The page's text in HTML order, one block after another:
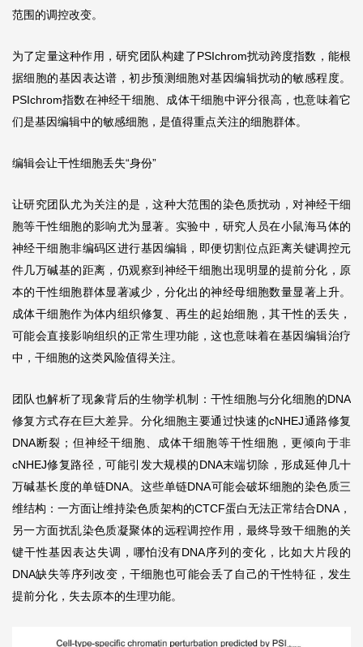
范围的调控改变。
为了定量这种作用，研究团队构建了PSIchrom扰动跨度指数，能根
据细胞的基因表达谱，初步预测细胞对基因编辑扰动的敏感程度。
PSIchrom指数在神经干细胞、成体干细胞中评分很高，也意味着它
们是基因编辑中的敏感细胞，是值得重点关注的细胞群体。
编辑会让干性细胞丢失“身份”
让研究团队尤为关注的是，这种大范围的染色质扰动，对神经干细
胞等干性细胞的影响尤为显著。实验中，研究人员在小鼠海马体的
神经干细胞非编码区进行基因编辑，即便切割位点距离关键调控元
件几万碱基的距离，仍观察到神经干细胞出现明显的提前分化，原
本的干性细胞群体显著减少，分化出的神经母细胞数量显著上升。
成体干细胞作为体内组织修复、再生的起始细胞，其干性的丢失，
可能会直接影响组织的正常生理功能，这也意味着在基因编辑治疗
中，干细胞的这类风险值得关注。
团队也解析了现象背后的生物学机制：干性细胞与分化细胞的DNA
修复方式存在巨大差异。分化细胞主要通过快速的cNHEJ通路修复
DNA断裂；但神经干细胞、成体干细胞等干性细胞，更倾向于非
cNHEJ修复路径，可能引发大规模的DNA末端切除，形成延伸几十
万碱基长度的单链DNA。这些单链DNA可能会破坏细胞的染色质三
维结构：一方面让维持染色质架构的CTCF蛋白无法正常结合DNA，
另一方面扰乱染色质凝聚体的远程调控作用，最终导致干细胞的关
键干性基因表达失调，哪怕没有DNA序列的变化，比如大片段的
DNA缺失等序列改变，干细胞也可能会丢了自己的干性特征，发生
提前分化，失去原本的生理功能。